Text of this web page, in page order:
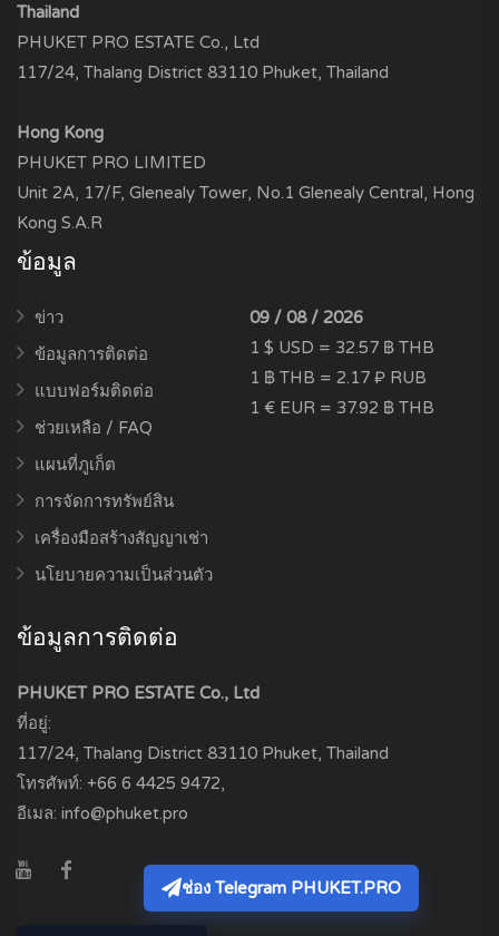
Thailand
PHUKET PRO ESTATE Co., Ltd
117/24, Thalang District 83110 Phuket, Thailand
Hong Kong
PHUKET PRO LIMITED
Unit 2A, 17/F, Glenealy Tower, No.1 Glenealy Central, Hong
Kong S.A.R
ข้อมูล
ข่าว
ข้อมูลการติดต่อ
แบบฟอร์มติดต่อ
ช่วยเหลือ / FAQ
แผนที่ภูเก็ต
การจัดการทรัพย์สิน
เครื่องมือสร้างสัญญาเช่า
นโยบายความเป็นส่วนตัว
09 / 08 / 2026
1 $ USD = 32.57 ฿ THB
1 ฿ THB = 2.17 ₽ RUB
1 € EUR = 37.92 ฿ THB
ข้อมูลการติดต่อ
PHUKET PRO ESTATE Co., Ltd
ที่อยู่:
117/24, Thalang District 83110 Phuket, Thailand
โทรศัพท์: +66 6 4425 9472
อีเมล: info@phuket.pro
ช่อง Telegram PHUKET.PRO